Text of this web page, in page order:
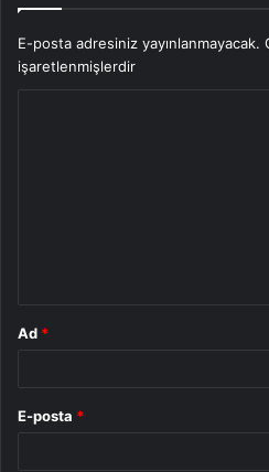
E-posta adresiniz yayınlanmayacak.
işaretlenmişlerdir
Ad *
E-posta *